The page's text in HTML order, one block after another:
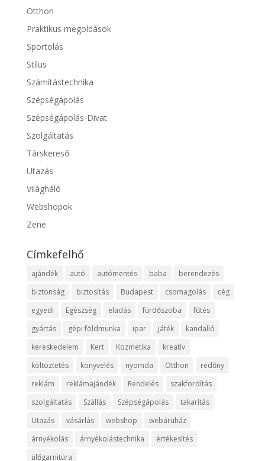
Otthon
Praktikus megoldások
Sportolás
Stílus
Számítástechnika
Szépségápolás
Szépségápolás-Divat
Szolgáltatás
Társkereső
Utazás
Világháló
Webshopok
Zene
Címkefelhő
ajándék autó autómentés baba
berendezés
biztonság
biztosítás Budapest csomagolás
cég
egyedi
Egészség eladás fürdőszoba
fűtés
gyártás
gépi földmunka ipar játék
kandalló
kereskedelem
Kert Kozmetika
kreatív
költöztetés
könyvelés nyomda Otthon
redőny
reklám
reklámajándék Rendelés
szakfordítás
szolgáltatás
Szállás Szépségápolás
takarítás
Utazás
vásárlás webshop
webáruház
árnyékolás
árnyékolástechnika
értékesítés
ülőgarnitúra